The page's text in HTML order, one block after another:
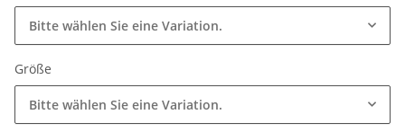
Bitte wählen Sie eine Variation.
Größe
Bitte wählen Sie eine Variation.